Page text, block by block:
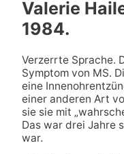
Valerie
1984.
Verzerrte Sprache.
Symptom von MS.
eine
einer anderen Art
sie sie mit
Das war drei Jahre
war.